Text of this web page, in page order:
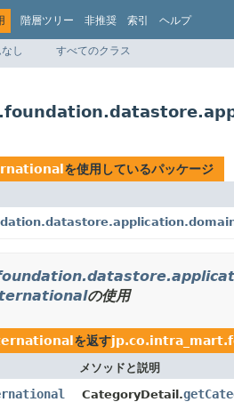
階層ツリー 非推奨 索引 ヘルプ
し すべてのクラス
を使用しているパッケージ
の使用
を返す
メソッドと説明
CategoryDetail.